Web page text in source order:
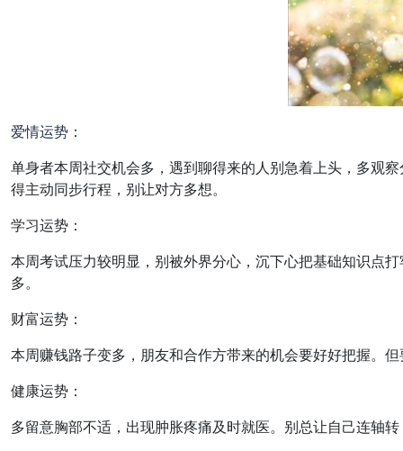
爱情运势 ：
单身者本周社交机会多，遇到聊得来的人别急着上头，多观
得主动同步行程，别让对方多想。
学习运势：
本周考试压力较明显，别被外界分心，沉下心把基础知识点
多。
财富运势：
本周赚钱路子变多，朋友和合作方带来的机会要好好把握。
健康运势：
多留意胸部不适，出现肿胀疼痛及时就医。别总让自己连轴